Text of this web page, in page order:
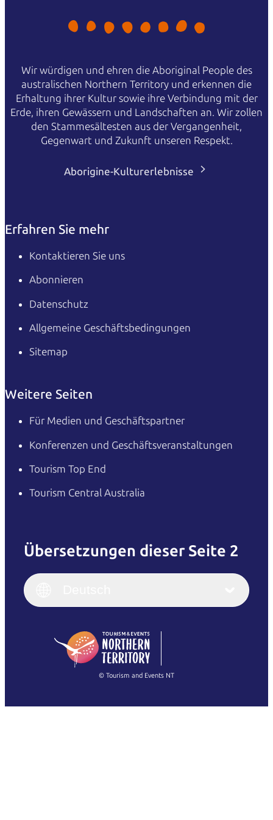
Wir würdigen und ehren die Aboriginal People des
australischen Northern Territory und erkennen die
Erhaltung ihrer Kultur sowie ihre Verbindung mit der
Erde, ihren Gewässern und Landschaften an. Wir zollen
den Stammesältesten aus der Vergangenheit,
Gegenwart und Zukunft unseren Respekt.
Aborigine-Kulturerlebnisse
Erfahren Sie mehr
Kontaktieren Sie uns
Abonnieren
Datenschutz
Allgemeine Geschäftsbedingungen
Sitemap
Weitere Seiten
Für Medien und Geschäftspartner
Konferenzen und Geschäftsveranstaltungen
Tourism Top End
Tourism Central Australia
Übersetzungen dieser Seite 2
English
(Singapore)
Italiano
繁體中文
© Tourism and Events NT